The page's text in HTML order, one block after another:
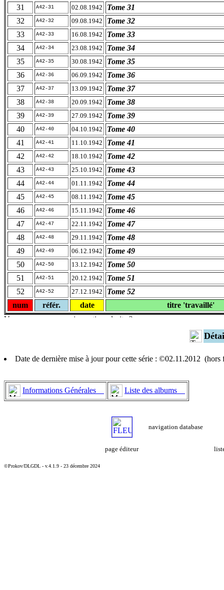
31
A42-31 02.08.1942
Tome 31
32
A42-32 09.08.1942
Tome 32
33
A42-33 16.08.1942
Tome 33
34
A42-34 23.08.1942
Tome 34
35
A42-35 30.08.1942
Tome 35
36
A42-36 06.09.1942
Tome 36
37
A42-37 13.09.1942
Tome 37
38
A42-38 20.09.1942
Tome 38
39
A42-39 27.09.1942
Tome 39
40
A42-40 04.10.1942
Tome 40
41
A42-41 11.10.1942
Tome 41
42
A42-42 18.10.1942
Tome 42
43
A42-43 25.10.1942
Tome 43
44
A42-44 01.11.1942
Tome 44
45
A42-45 08.11.1942
Tome 45
46
A42-46 15.11.1942
Tome 46
47
A42-47 22.11.1942
Tome 47
48
A42-48 29.11.1942
Tome 48
49
A42-49 06.12.1942
Tome 49
50
A42-50 13.12.1942
Tome 50
51
A42-51 20.12.1942
Tome 51
52
A42-52 27.12.1942
Tome 52
num
référ. date titre 'travaillé'
Date de dernière mise à jour pour cette série : ©02.11.2012 (hors
Informations Générales Liste des albums
navigation database
page éditeur
©Prokov/DLGDL - v.4.1.9 - 23 décembre 2024